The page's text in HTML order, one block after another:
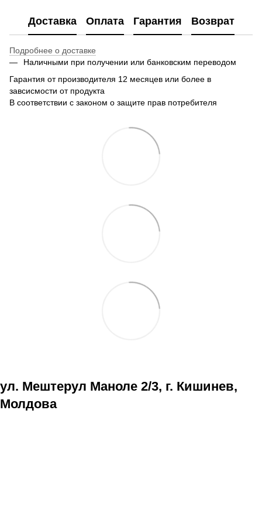
Доставка Оплата Гарантия Возврат
Подробнее о доставке
Наличными при получении или банковским переводом
Гарантия от производителя 12 месяцев или более в
завсисмости от продукта
В соответствии с законом о защите прав потребителя
ул. Мештерул Маноле 2/3, г. Кишинев,
Молдова